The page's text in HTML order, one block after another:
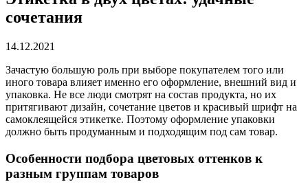
сочетания
14.12.2021
Зачастую большую роль при выборе покупателем того или
иного товара влияет именно его оформление, внешний вид и
упаковка. Не все люди смотрят на состав продукта, но их
притягивают дизайн, сочетание цветов и красивый шрифт на
самоклеящейся этикетке. Поэтому оформление упаковки
должно быть продуманным и подходящим под сам товар.
Особенности подбора цветовых оттенков к
разным группам товаров